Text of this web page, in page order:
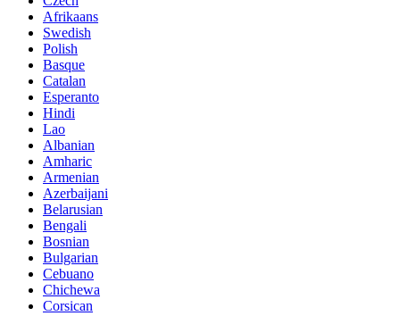
Afrikaans
Swedish
Polish
Basque
Catalan
Esperanto
Hindi
Lao
Albanian
Amharic
Armenian
Azerbaijani
Belarusian
Bengali
Bosnian
Bulgarian
Cebuano
Chichewa
Corsican